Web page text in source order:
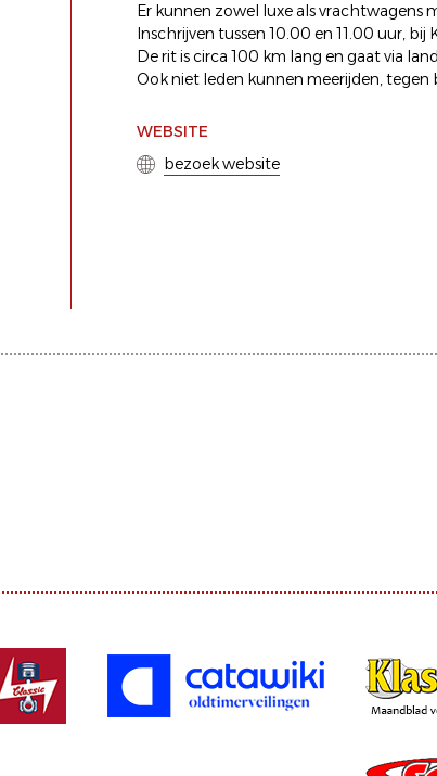
Er kunnen zowel luxe als vrachtwagens
Inschrijven tussen 10.00 en 11.00 uur,
De rit is circa 100 km lang en gaat via
Ook niet leden kunnen meerijden, tegen
WEBSITE
bezoek website